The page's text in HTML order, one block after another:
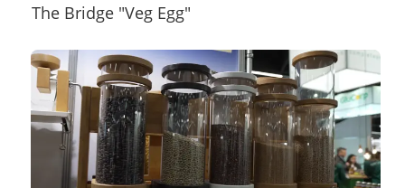
The Bridge "Veg Egg"